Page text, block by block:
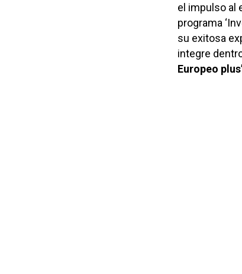
el impulso al
programa
su exitosa
integre
Europeo